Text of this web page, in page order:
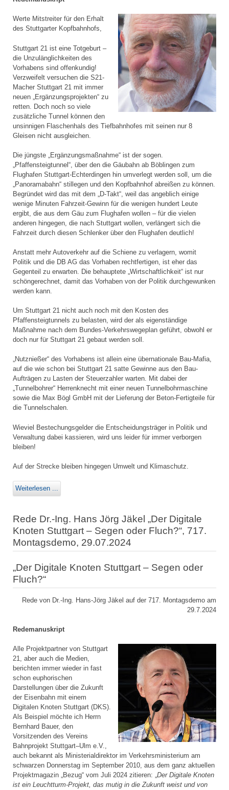
Werte Mitstreiter für den Erhalt
des Stuttgarter Kopfbahnhofs,
Stuttgart 21 ist eine Totgeburt –
die Unzulänglichkeiten des
Vorhabens sind offenkundig!
Verzweifelt versuchen die S21-
Macher Stuttgart 21 mit immer
neuen „Ergänzungsprojekten“ zu
retten. Doch noch so viele
zusätzliche Tunnel können den
unsinnigen Flaschenhals des Tiefbahnhofes mit seinen nur 8
Gleisen nicht ausgleichen.
Die jüngste „Ergänzungsmaßnahme“ ist der sogen.
„Pfaffensteigtunnel“, über den die Gäubahn ab Böblingen zum
Flughafen Stuttgart-Echterdingen hin umverlegt werden soll, um die
„Panoramabahn“ stillegen und den Kopfbahnhof abreißen zu können.
Begründet wird das mit dem „D-Takt“, weil das angeblich einige
wenige Minuten Fahrzeit-Gewinn für die wenigen hundert Leute
ergibt, die aus dem Gäu zum Flughafen wollen – für die vielen
anderen hingegen, die nach Stuttgart wollen, verlängert sich die
Fahrzeit durch diesen Schlenker über den Flughafen deutlich!
Anstatt mehr Autoverkehr auf die Schiene zu verlagern, womit
Politik und die DB AG das Vorhaben rechtfertigen, ist eher das
Gegenteil zu erwarten. Die behauptete „Wirtschaftlichkeit“ ist nur
schöngerechnet, damit das Vorhaben von der Politik durchgewunken
werden kann.
Um Stuttgart 21 nicht auch noch mit den Kosten des
Pfaffensteigtunnels zu belasten, wird der als eigenständige
Maßnahme nach dem Bundes-Verkehrswegeplan geführt, obwohl er
doch nur für Stuttgart 21 gebaut werden soll.
„Nutznießer“ des Vorhabens ist allein eine übernationale Bau-Mafia,
auf die wie schon bei Stuttgart 21 satte Gewinne aus den Bau-
Aufträgen zu Lasten der Steuerzahler warten. Mit dabei der
„Tunnelbohrer“ Herrenknecht mit einer neuen Tunnelbohrmaschine
sowie die Max Bögl GmbH mit der Lieferung der Beton-Fertigteile für
die Tunnelschalen.
Wieviel Bestechungsgelder die Entscheidungsträger in Politik und
Verwaltung dabei kassieren, wird uns leider für immer verborgen
bleiben!
Auf der Strecke bleiben hingegen Umwelt und Klimaschutz.
Weiterlesen ...
Rede Dr.-Ing. Hans Jörg Jäkel „Der Digitale
Knoten Stuttgart – Segen oder Fluch?“, 717.
Montagsdemo, 29.07.2024
„Der Digitale Knoten Stuttgart – Segen oder
Fluch?“
Rede von Dr.-Ing. Hans-Jörg Jäkel auf der 717. Montagsdemo am
29.7.2024
Redemanuskript
Alle Projektpartner von Stuttgart
21, aber auch die Medien,
berichten immer wieder in fast
schon euphorischen
Darstellungen über die Zukunft
der Eisenbahn mit einem
Digitalen Knoten Stuttgart (DKS).
Als Beispiel möchte ich Herrn
Bernhard Bauer, den
Vorsitzenden des Vereins
Bahnprojekt Stuttgart–Ulm e.V.,
auch bekannt als Ministerial­direktor im Verkehrsministerium am
schwarzen Donnerstag im September 2010, aus dem ganz aktuellen
Projektmagazin „Bezug“ vom Juli 2024 zitieren: „Der Digitale Knoten
ist ein Leuchtturm-Projekt, das mutig in die Zukunft weist und von